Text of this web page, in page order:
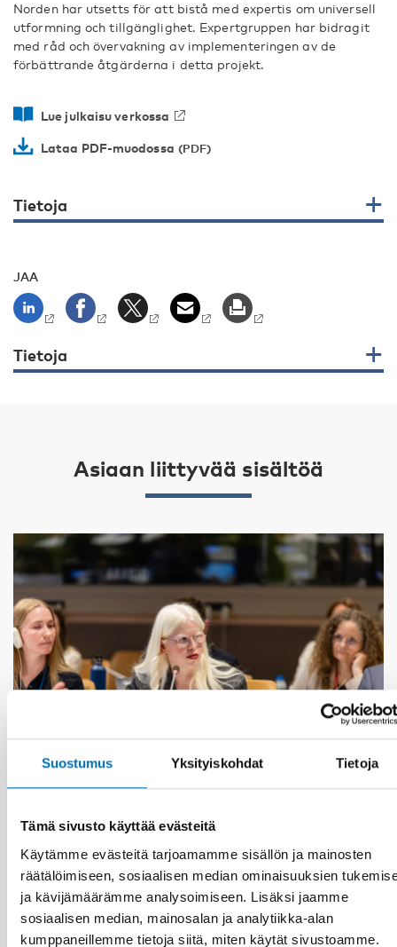
Suostumus Yksityiskohdat Tietoja
Tämä sivusto käyttää evästeitä
Käytämme evästeitä tarjoamamme sisällön ja mainosten
räätälöimiseen, sosiaalisen median ominaisuuksien
ja kävijämäärämme analysoimiseen. Lisäksi jaamme
sosiaalisen median, mainosalan ja analytiikka-alan
kumppaneillemme tietoja siitä, miten käytät sivustoamme.
Norden har utsetts för att bistå med expertis om universell
utformning och tillgänglighet. Expertgruppen har bidragit
med råd och övervakning av implementeringen av de
förbättrande åtgärderna i detta projekt.
Lue julkaisu verkossa
Lataa PDF-muodossa
Tietoja
JAA
Tietoja
Asiaan liittyvää sisältöä
VAMMAISKYSYMYKSET
17 kesä 2026
“Active citizenship is not a privilege; it is a
right”